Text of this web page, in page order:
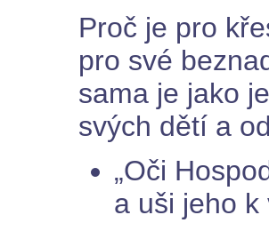
Proč je pro
pro své
sama je jako
svých dětí a
„Oči
a uši jeho k